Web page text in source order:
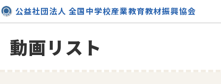
公益社団法人 全国中学校産業教育教材振興協会
動画リスト